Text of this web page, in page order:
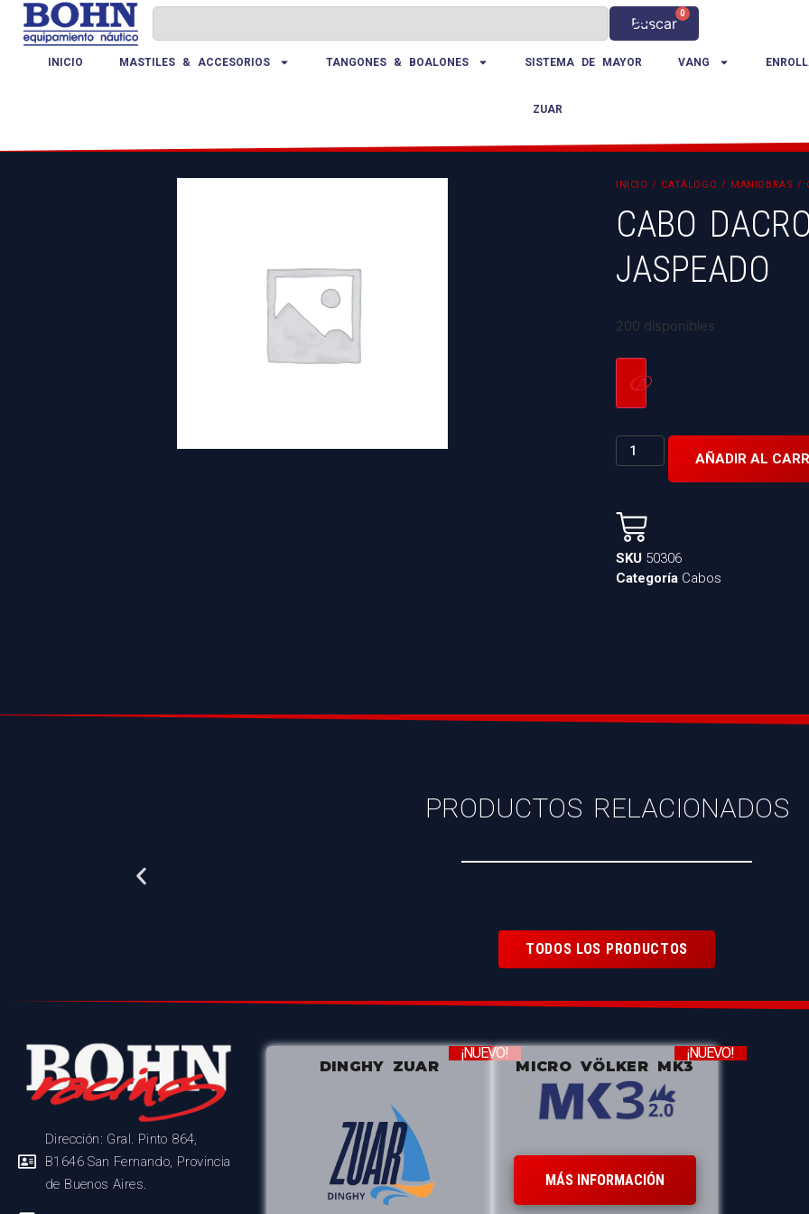
Buscar
0
INICIO MASTILES & ACCESORIOS TANGONES & BOALONES SISTEMA DE MAYOR VANG
ZUAR
INICIO / CATÁLOGO / MANIOBRAS /
CABO
JASPEADO
200 disponibles
AÑADIR AL
SKU 50306
Categoría Cabos
PRODUCTOS RELACIONADOS
TODOS LOS PRODUCTOS
Dirección: Gral. Pinto 864,
B1646 San Fernando, Provincia
de Buenos Aires.
DINGHY ZUAR
¡NUEVO!
MICRO VÖLKER MK3
¡NUEVO!
MÁS INFORMACIÓN